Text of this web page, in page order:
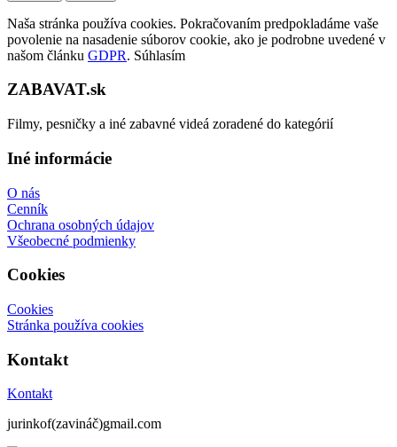
Naša stránka používa cookies. Pokračovaním predpokladáme vaše
povolenie na nasadenie súborov cookie, ako je podrobne uvedené v
našom článku GDPR. Súhlasím
ZABAVAT.sk
Filmy, pesničky a iné zabavné videá zoradené do kategórií
Iné informácie
O nás
Cenník
Ochrana osobných údajov
Všeobecné podmienky
Cookies
Cookies
Stránka používa cookies
Kontakt
Kontakt
jurinkof(zavináč)gmail.com